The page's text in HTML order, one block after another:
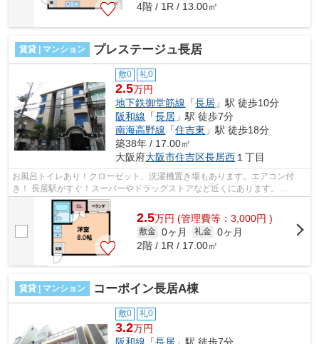
4階 / 1R / 13.00㎡
賃貸 | マンション プレステージュ長居
敷0 礼0
2.5万円
地下鉄御堂筋線 「長居 」駅 徒歩10分
阪和線 「長居 」駅 徒歩7分
南海高野線 「住吉東 」駅 徒歩18分
築38年 / 17.00㎡
大阪府大阪市住吉区長居西１丁目
お風呂トイレあり！クローゼット、洗濯機置き場もあります。エアコン付
き！ 長居駅がすぐ！スーパーやドラッグストアなど近くにあります。
■□■□■□■□■□■□■□■□■□■□■□■□■□■□■□■□■□■□■□■...
2.5万円 (管理費等：3,000円 )
敷金 0ヶ月 礼金 0ヶ月
2階 / 1R / 17.00㎡
賃貸 | マンション コーポイン長居A棟
敷0 礼0
3.2万円